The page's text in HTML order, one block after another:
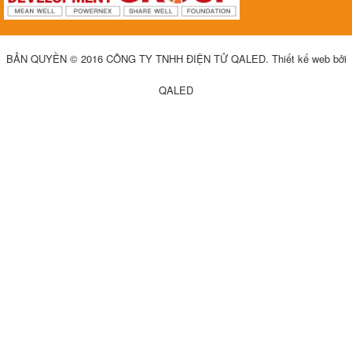
BẢN QUYỀN © 2016 CÔNG TY TNHH ĐIỆN TỬ QALED. Thiết kế web bởi
QALED